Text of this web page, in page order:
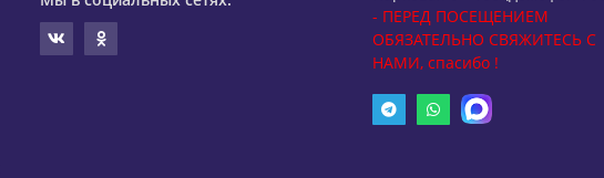
- ПЕРЕД ПОСЕЩЕНИЕМ
ОБЯЗАТЕЛЬНО СВЯЖИТЕСЬ С
НАМИ, спасибо !